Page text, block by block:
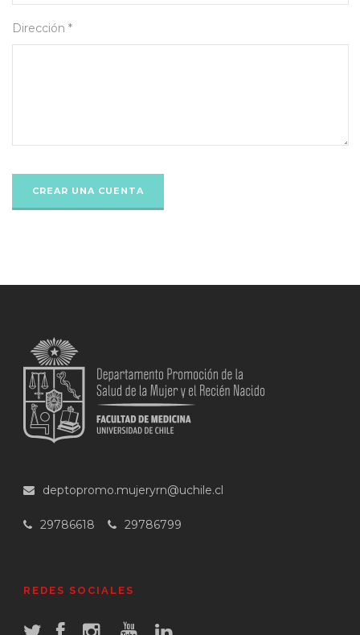
Dirección *
deptopromo.mujeryrn@uchile.cl
29786618 29786799
REDES SOCIALES